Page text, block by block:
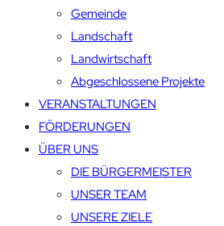
Gemeinde
Landschaft
Landwirtschaft
Abgeschlossene Projekte
VERANSTALTUNGEN
FÖRDERUNGEN
ÜBER UNS
DIE BÜRGERMEISTER
UNSER TEAM
UNSERE ZIELE